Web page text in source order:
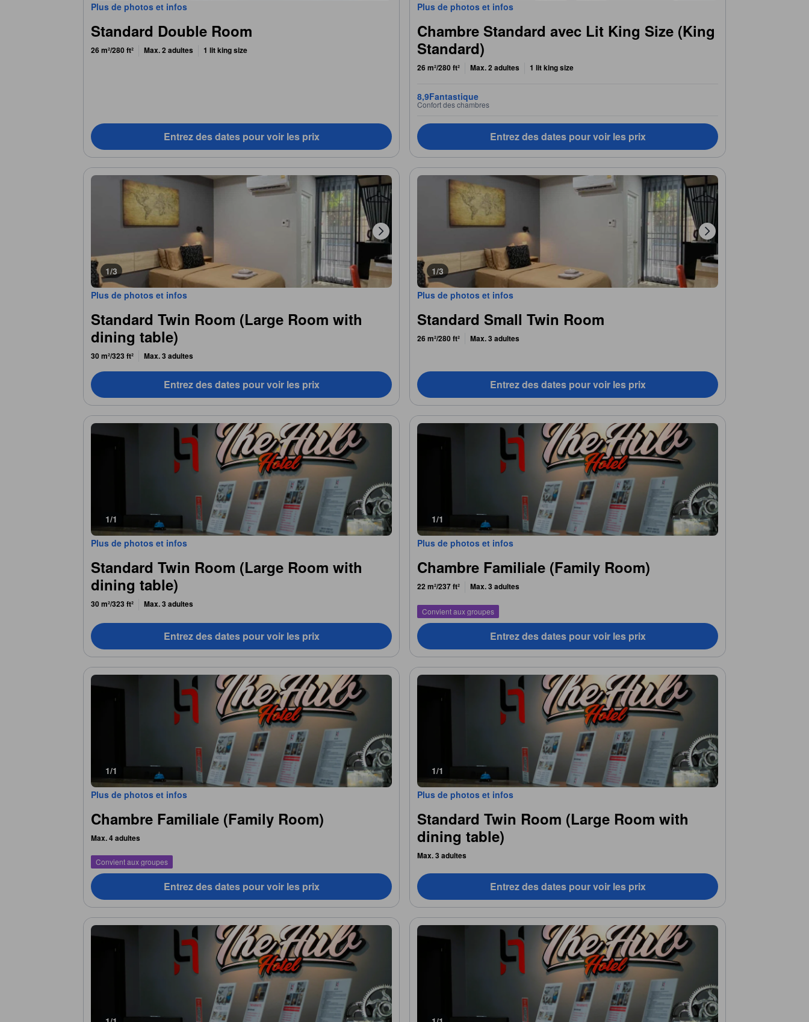
Plus de photos et infos
Standard Double Room
26 m²/280 ft² Max. 2 adultes 1 lit king size
Entrez des dates pour voir les prix
Plus de photos et infos
Chambre Standard avec Lit King Size (King
Standard)
26 m²/280 ft² Max. 2 adultes 1 lit king size
8,9Fantastique
Confort des chambres
Entrez des dates pour voir les prix
1/3
Plus de photos et infos
Standard Twin Room (Large Room with
dining table)
30 m²/323 ft² Max. 3 adultes
Entrez des dates pour voir les prix
1/3
Plus de photos et infos
Standard Small Twin Room
26 m²/280 ft² Max. 3 adultes
Entrez des dates pour voir les prix
1/1
Plus de photos et infos
Standard Twin Room (Large Room with
dining table)
30 m²/323 ft² Max. 3 adultes
Entrez des dates pour voir les prix
1/1
Plus de photos et infos
Chambre Familiale (Family Room)
22 m²/237 ft² Max. 3 adultes
Convient aux groupes
Entrez des dates pour voir les prix
1/1
Plus de photos et infos
Chambre Familiale (Family Room)
Max. 4 adultes
Convient aux groupes
Entrez des dates pour voir les prix
1/1
Plus de photos et infos
Standard Twin Room (Large Room with
dining table)
Max. 3 adultes
Entrez des dates pour voir les prix